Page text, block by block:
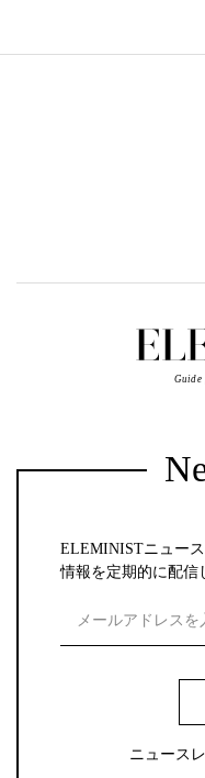
Guide
ELEMINISTニュー
情報を定期的に配信
ニュース